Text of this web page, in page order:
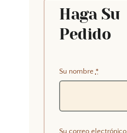
Haga Su
Pedido
Su nombre *
Su correo electrónico